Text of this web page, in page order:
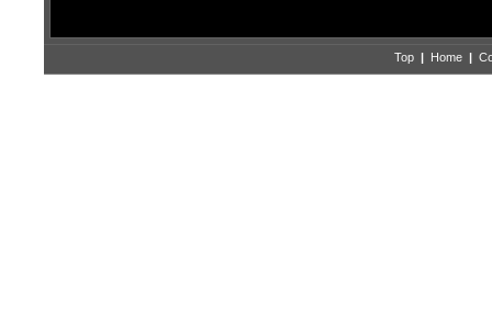
Top | Home |